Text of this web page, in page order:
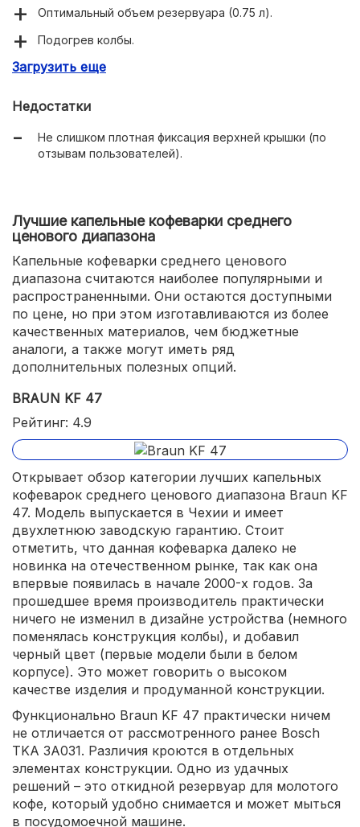
Оптимальный объем резервуара (0.75 л).
Подогрев колбы.
Функция «анти-капля».
Загрузить еще
Недостатки
Не слишком плотная фиксация верхней крышки (по
отзывам пользователей).
Лучшие капельные кофеварки среднего
ценового диапазона
Капельные кофеварки среднего ценового
диапазона считаются наиболее популярными и
распространенными. Они остаются доступными
по цене, но при этом изготавливаются из более
качественных материалов, чем бюджетные
аналоги, а также могут иметь ряд
дополнительных полезных опций.
BRAUN KF 47
Рейтинг: 4.9
Открывает обзор категории лучших капельных
кофеварок среднего ценового диапазона Braun KF
47. Модель выпускается в Чехии и имеет
двухлетнюю заводскую гарантию. Стоит
отметить, что данная кофеварка далеко не
новинка на отечественном рынке, так как она
впервые появилась в начале 2000-х годов. За
прошедшее время производитель практически
ничего не изменил в дизайне устройства (немного
поменялась конструкция колбы), и добавил
черный цвет (первые модели были в белом
корпусе). Это может говорить о высоком
качестве изделия и продуманной конструкции.
Функционально Braun KF 47 практически ничем
не отличается от рассмотренного ранее Bosch
TKA 3A031. Различия кроются в отдельных
элементах конструкции. Одно из удачных
решений – это откидной резервуар для молотого
кофе, который удобно снимается и может мыться
в посудомоечной машине.